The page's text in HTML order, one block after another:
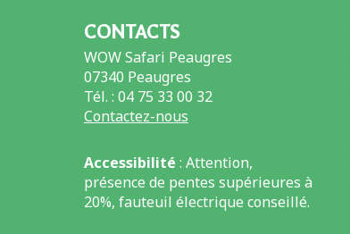
CONTACTS
WOW Safari Peaugres
07340 Peaugres
Tél. : 04 75 33 00 32
Contactez-nous
Accessibilité : Attention,
présence de pentes supérieures à
20%, fauteuil électrique conseillé.